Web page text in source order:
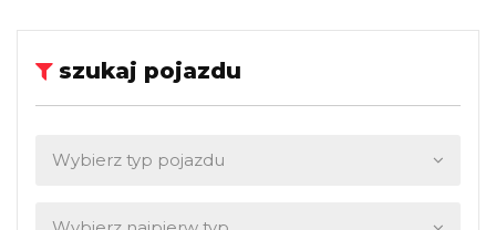
szukaj pojazdu